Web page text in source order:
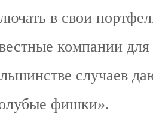
в свои
компании
случаев
фишки».